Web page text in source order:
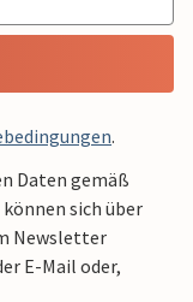
.
Daten gemäß
können sich über
Newsletter
E-Mail oder,